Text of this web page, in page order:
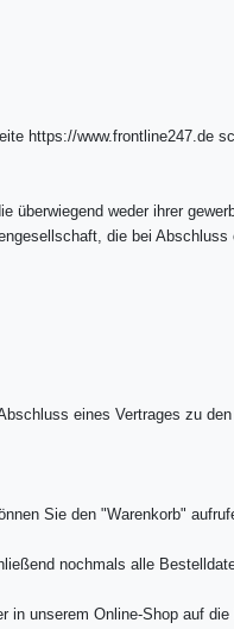
https://www.frontline247.de
weder ihrer
die bei
eines Vertrages zu
Sie den "Warenkorb"
nochmals alle
unserem Online-Shop auf